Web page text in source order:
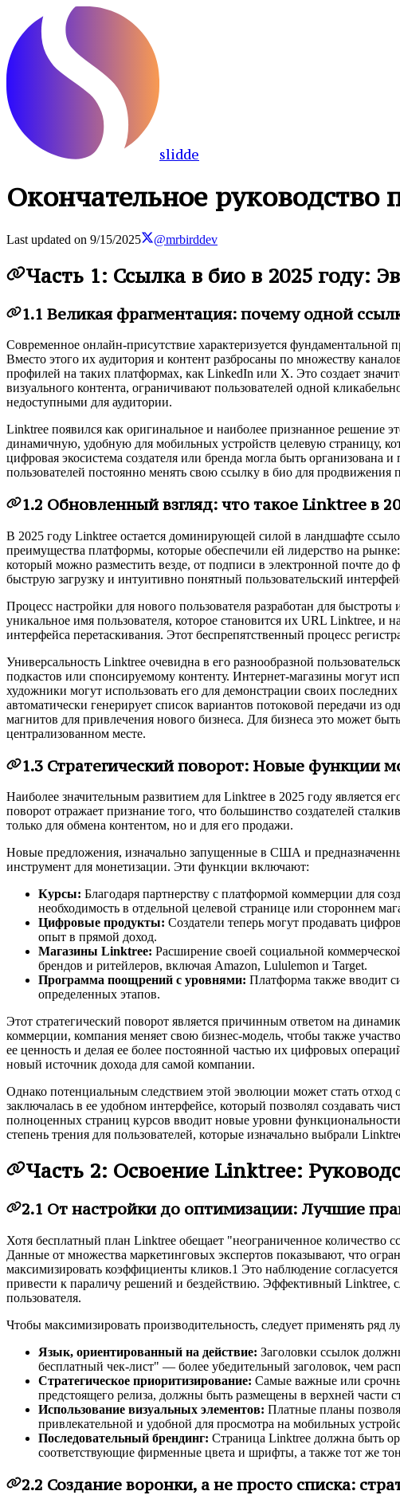
slidde
Окончательное руководство
Last updated on 9/15/2025 @mrbirddev
Часть 1: Ссылка в био в 2025 году:
1.1 Великая фрагментация: почему одной
Современное онлайн-присутствие характеризуется
Вместо этого их аудитория и контент разбросаны по множеству
профилей на таких платформах, как LinkedIn или X. Это создает
визуального контента, ограничивают пользователей одной
недоступными для аудитории.
Linktree появился как оригинальное и наиболее признанное решение
динамичную, удобную для мобильных устройств целевую страницу,
цифровая экосистема создателя или бренда могла быть
пользователей постоянно менять свою ссылку в био для продвижения
1.2 Обновленный взгляд: что такое Linktree в
В 2025 году Linktree остается доминирующей силой в ландшафте
преимущества платформы, которые обеспечили ей лидерство на
который можно разместить везде, от подписи в электронной почте
быструю загрузку и интуитивно понятный пользовательский
Процесс настройки для нового пользователя разработан для
уникальное имя пользователя, которое становится их URL Linktree,
интерфейса перетаскивания. Этот беспрепятственный процесс
Универсальность Linktree очевидна в его разнообразной
подкастов или спонсируемому контенту. Интернет-магазины могут
художники могут использовать его для демонстрации своих
автоматически генерирует список вариантов потоковой передачи
магнитов для привлечения нового бизнеса. Для бизнеса это может
централизованном месте.
1.3 Стратегический поворот: Новые функции
Наиболее значительным развитием для Linktree в 2025 году является
поворот отражает признание того, что большинство создателей
только для обмена контентом, но и для его продажи.
Новые предложения, изначально запущенные в США и
инструмент для монетизации. Эти функции включают:
Курсы: Благодаря партнерству с платформой коммерции для
необходимость в отдельной целевой странице или стороннем
Цифровые продукты: Создатели теперь могут продавать
опыт в прямой доход.
Магазины Linktree: Расширение своей социальной
брендов и ритейлеров, включая Amazon, Lululemon и Target.
Программа поощрений с уровнями: Платформа также вводит
определенных этапов.
Этот стратегический поворот является причинным ответом на
коммерции, компания меняет свою бизнес-модель, чтобы также
ее ценность и делая ее более постоянной частью их цифровых
новый источник дохода для самой компании.
Однако потенциальным следствием этой эволюции может стать отход
заключалась в ее удобном интерфейсе, который позволял создавать
полноценных страниц курсов вводит новые уровни
степень трения для пользователей, которые изначально выбрали
Часть 2: Освоение Linktree:
2.1 От настройки до оптимизации: Лучшие
Хотя бесплатный план Linktree обещает "неограниченное количество
Данные от множества маркетинговых экспертов показывают, что
максимизировать коэффициенты кликов.1 Это наблюдение
привести к параличу решений и бездействию. Эффективный Linktree,
пользователя.
Чтобы максимизировать производительность, следует применять ряд
Язык, ориентированный на действие: Заголовки ссылок
бесплатный чек-лист" — более убедительный заголовок, чем
Стратегическое приоритизирование: Самые важные или
предстоящего релиза, должны быть размещены в верхней части
Использование визуальных элементов: Платные планы
привлекательной и удобной для просмотра на мобильных
Последовательный брендинг: Страница Linktree должна быть
соответствующие фирменные цвета и шрифты, а также тот же
2.2 Создание воронки, а не просто списка: